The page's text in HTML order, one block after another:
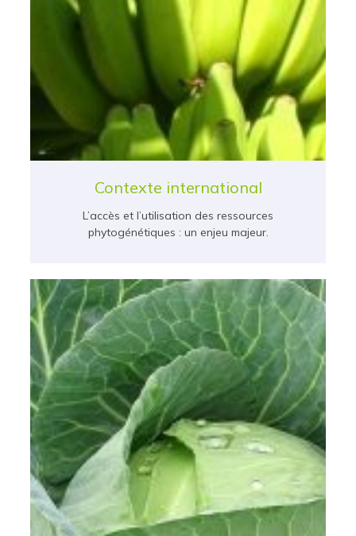
Contexte international
L’accès et l’utilisation des ressources
phytogénétiques : un enjeu majeur.